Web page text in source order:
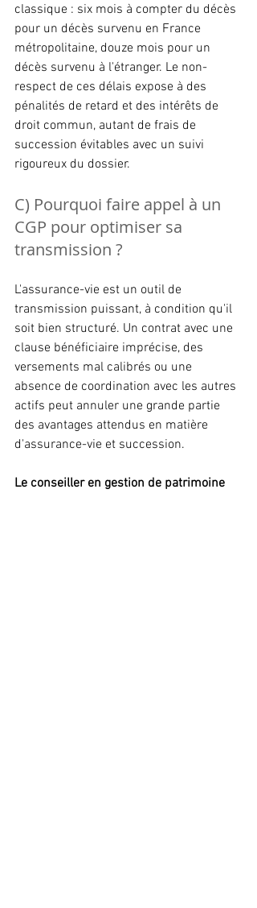
classique : six mois à compter du décès
pour un décès survenu en France
métropolitaine, douze mois pour un
décès survenu à l'étranger. Le non-
respect de ces délais expose à des
pénalités de retard et des intérêts de
droit commun, autant de frais de
succession évitables avec un suivi
rigoureux du dossier.
C) Pourquoi faire appel à un
CGP pour optimiser sa
transmission ?
L'assurance-vie est un outil de
transmission puissant, à condition qu'il
soit bien structuré. Un contrat avec une
clause bénéficiaire imprécise, des
versements mal calibrés ou une
absence de coordination avec les autres
actifs peut annuler une grande partie
des avantages attendus en matière
d'assurance-vie et succession.
Le conseiller en gestion de patrimoine